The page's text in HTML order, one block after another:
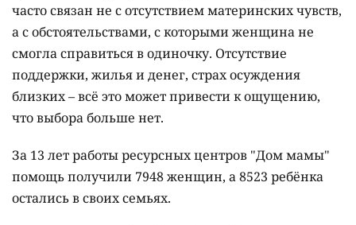
часто связан не с отсутствием материнских чувств,
а с обстоятельствами, с которыми женщина не
смогла справиться в одиночку. Отсутствие
поддержки, жилья и денег, страх осуждения
близких – всё это может привести к ощущению,
что выбора больше нет.
За 13 лет работы ресурсных центров "Дом мамы"
помощь получили 7948 женщин, а 8523 ребёнка
остались в своих семьях.